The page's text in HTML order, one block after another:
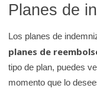
Planes de
Los planes de
planes de
tipo de plan, puedes
momento que lo